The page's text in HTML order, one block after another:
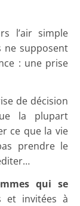
l’air simple
ne supposent
: une prise
de décision
la plupart
ce que la vie
prendre le
qui se
et invitées à